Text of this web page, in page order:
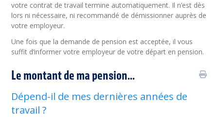
votre contrat de travail termine automatiquement. Il n’est dès
lors ni nécessaire, ni recommandé de démissionner auprès de
votre employeur.
Une fois que la demande de pension est acceptée, il vous
suffit d’informer votre employeur de votre départ en pension.
Le montant de ma pension...
Dépend-il de mes dernières années de
travail ?